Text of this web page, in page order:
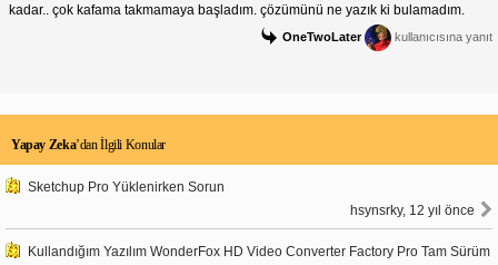
kadar.. çok kafama takmamaya başladım. çözümünü ne yazık ki bulamadım.
OneTwoLater kullanıcısına yanıt
Yapay Zeka’dan İlgili Konular
Sketchup Pro Yüklenirken Sorun
hsynsrky, 12 yıl önce
Kullandığım Yazılım WonderFox HD Video Converter Factory Pro Tam Sürüm